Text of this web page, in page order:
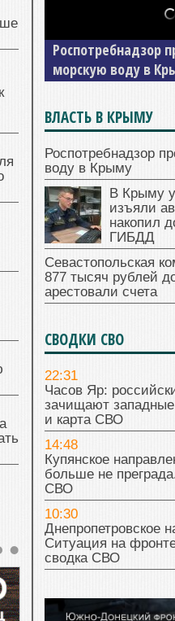
Роспотребнадзор
морскую воду в
ВЛАСТЬ В КРЫМУ
Роспотребнадзор
воду в Крыму
В Крыму
изъяли
накопил
ГИБДД
Севастопольская
877 тысяч рублей
арестовали счета
СВОДКИ СВО
22:31
Часов Яр:
зачищают
и карта СВО
14:48
Купянское
больше не
СВО
10:30
Днепропетровское
Ситуация на
сводка СВО